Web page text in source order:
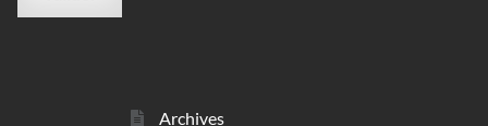
Archives